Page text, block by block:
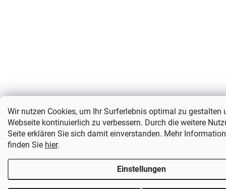
Wir nutzen Cookies, um Ihr Surferlebnis optimal zu gestalten
Webseite kontinuierlich zu verbessern. Durch die weitere
Seite erklären Sie sich damit einverstanden. Mehr
finden Sie hier.
Einstellungen